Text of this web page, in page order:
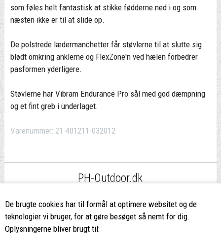
De brugte cookies har til formål at optimere websitet og de
teknologier vi bruger, for at gøre besøget så nemt for dig.
Oplysningerne bliver brugt til:
som føles helt fantastisk at stikke fødderne ned i og som
næsten ikke er til at slide op.
De polstrede lædermanchetter får støvlerne til at slutte sig
blødt omkring anklerne og FlexZone'n ved hælen forbedrer
pasformen yderligere.
Støvlerne har Vibram Endurance Pro sål med god dæmpning
og et fint greb i underlaget.
Varenummer: 21-401211-032012
PH-Outdoor.dk
ved køb over 499,-*
8662 2113